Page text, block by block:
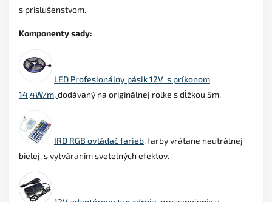
s príslušenstvom.
Komponenty sady:
LED Profesionálny pásik 12V s príkonom
14,4W/m,dodávaný na originálnej rolke s dĺžkou 5m.
IRD RGB ovládač farieb, farby vrátane neutrálnej
bielej, s vytváraním svetelných efektov.